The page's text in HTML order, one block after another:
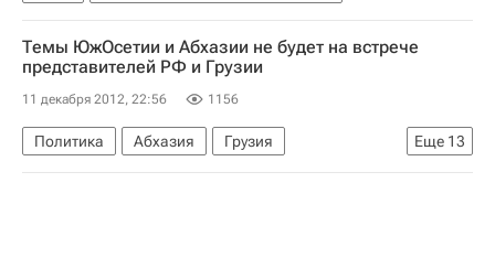
Темы ЮжОсетии и Абхазии не будет на встрече
представителей РФ и Грузии
11 декабря 2012, 22:56 1156
Еще 13
Политика Абхазия
Грузия
Южная Осетия
Весь мир Европа
Азия